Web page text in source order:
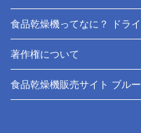
食品乾燥機ってなに？ ドラ
著作権について
食品乾燥機販売サイト ブルー